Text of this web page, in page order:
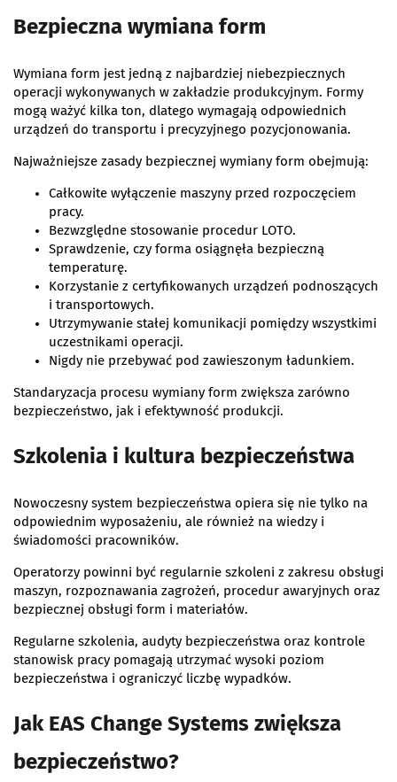
Bezpieczna wymiana form
Wymiana form jest jedną z najbardziej niebezpiecznych
operacji wykonywanych w zakładzie produkcyjnym. Formy
mogą ważyć kilka ton, dlatego wymagają odpowiednich
urządzeń do transportu i precyzyjnego pozycjonowania.
Najważniejsze zasady bezpiecznej wymiany form obejmują:
Całkowite wyłączenie maszyny przed rozpoczęciem
pracy.
Bezwzględne stosowanie procedur LOTO.
Sprawdzenie, czy forma osiągnęła bezpieczną
temperaturę.
Korzystanie z certyfikowanych urządzeń podnoszących
i transportowych.
Utrzymywanie stałej komunikacji pomiędzy wszystkimi
uczestnikami operacji.
Nigdy nie przebywać pod zawieszonym ładunkiem.
Standaryzacja procesu wymiany form zwiększa zarówno
bezpieczeństwo, jak i efektywność produkcji.
Szkolenia i kultura bezpieczeństwa
Nowoczesny system bezpieczeństwa opiera się nie tylko na
odpowiednim wyposażeniu, ale również na wiedzy i
świadomości pracowników.
Operatorzy powinni być regularnie szkoleni z zakresu obsługi
maszyn, rozpoznawania zagrożeń, procedur awaryjnych oraz
bezpiecznej obsługi form i materiałów.
Regularne szkolenia, audyty bezpieczeństwa oraz kontrole
stanowisk pracy pomagają utrzymać wysoki poziom
bezpieczeństwa i ograniczyć liczbę wypadków.
Jak EAS Change Systems zwiększa
bezpieczeństwo?